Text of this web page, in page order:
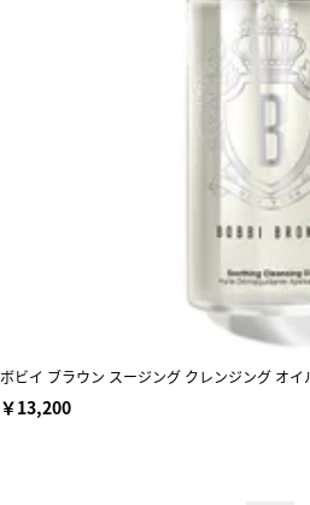
ボビイ ブラウン スージング クレンジング オイ
￥13,200